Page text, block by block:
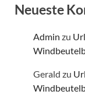
Neueste
Admin zu
Gerald zu